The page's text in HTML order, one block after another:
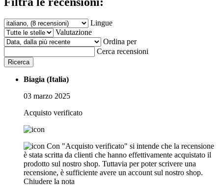
Lingue
Valutazione
Ordina per
Cerca recensioni
Ricerca
Biagia (Italia)
03 marzo 2025
Acquisto verificato
Con "Acquisto verificato" si intende che la recensione
è stata scritta da clienti che hanno effettivamente acquistato il
prodotto sul nostro shop. Tuttavia per poter scrivere una
recensione, è sufficiente avere un account sul nostro shop.
Chiudere la nota